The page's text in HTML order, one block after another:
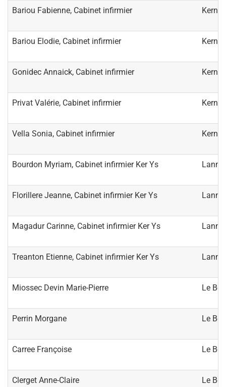
Bariou Fabienne, Cabinet infirmier
Bariou Elodie, Cabinet infirmier
Gonidec Annaick, Cabinet infirmier
Privat Valérie, Cabinet infirmier
Vella Sonia, Cabinet infirmier
Bourdon Myriam, Cabinet infirmier Ker Ys
Florillere Jeanne, Cabinet infirmier Ker Ys
Magadur Carinne, Cabinet infirmier Ker Ys
Treanton Etienne, Cabinet infirmier Ker Ys
Miossec Devin Marie-Pierre Le
Perrin Morgane Le
Carree Françoise Le
Clerget Anne-Claire Le